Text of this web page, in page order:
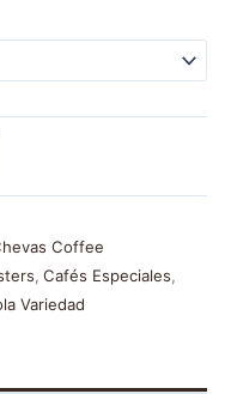
Coffee
, Cafés Especiales,
Variedad